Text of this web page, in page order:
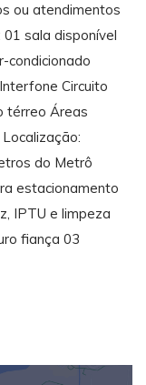
ou atendimentos
sala disponível
condicionado
Circuito
térreo Áreas
do Metrô
estacionamento
IPTU e limpeza
fiança 03